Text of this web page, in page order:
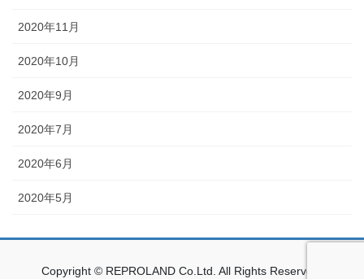
2020年11月
2020年10月
2020年9月
2020年7月
2020年6月
2020年5月
Copyright © REPROLAND Co.Ltd. All Rights Reserved.